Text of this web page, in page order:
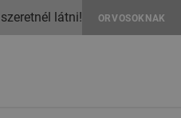
látni! ORVOSOKNAK